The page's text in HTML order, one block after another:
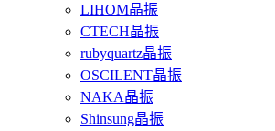
LIHOM晶振
CTECH晶振
rubyquartz晶振
OSCILENT晶振
NAKA晶振
Shinsung晶振